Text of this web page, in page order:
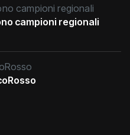
campioni regionali